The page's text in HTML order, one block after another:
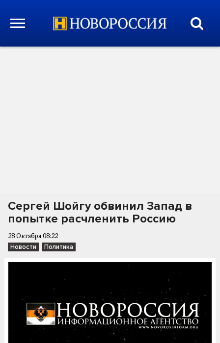
Сергей Шойгу обвинил Запад в
попытке расчленить Россию
28 Октября 08:22
Новости Политика